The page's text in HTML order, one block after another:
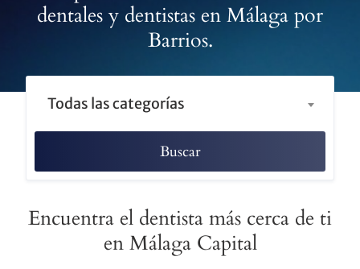
dentales y dentistas en Málaga por
Barrios.
Todas las categorías
Buscar
Encuentra el dentista más cerca de ti
en Málaga Capital